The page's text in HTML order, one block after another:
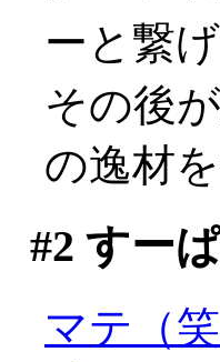
ーと繋
その後
の逸材
#2 すー
マテ（笑